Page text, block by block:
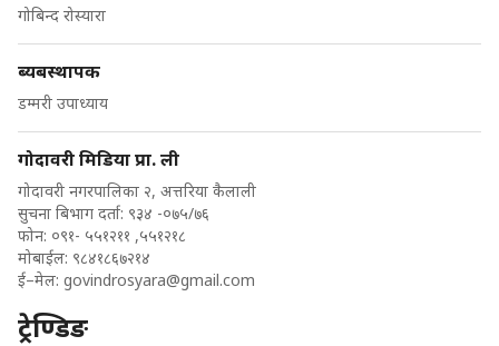
गोबिन्द रोस्यारा
ब्यबस्थापक
डम्मरी उपाध्याय
गोदावरी मिडिया प्रा. ली
गोदावरी नगरपालिका २, अत्तरिया कैलाली
सुचना बिभाग दर्ता: ९३४ -०७५/७६
फोन: ०९१- ५५१२११ ,५५१२१८
मोबाईल: ९८४१८६७२१४
ई–मेल: govindrosyara@gmail.com
ट्रेण्डिङ